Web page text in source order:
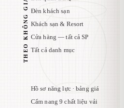
THEO KHÔNG GIAN Đèn khách sạn
Khách sạn & Resort
Cửa hàng — tất cả SP
Tất cả danh mục
Hồ sơ năng lực · bảng giá
Cẩm nang 9 chất liệu vải